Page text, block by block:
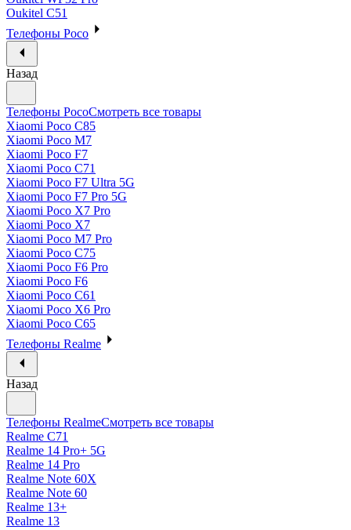
Oukitel C51
Телефоны Poco
Назад
Телефоны PocoСмотреть все товары
Xiaomi Poco C85
Xiaomi Poco M7
Xiaomi Poco F7
Xiaomi Poco C71
Xiaomi Poco F7 Ultra 5G
Xiaomi Poco F7 Pro 5G
Xiaomi Poco X7 Pro
Xiaomi Poco X7
Xiaomi Poco M7 Pro
Xiaomi Poco C75
Xiaomi Poco F6 Pro
Xiaomi Poco F6
Xiaomi Poco C61
Xiaomi Poco X6 Pro
Xiaomi Poco C65
Телефоны Realme
Назад
Телефоны RealmeСмотреть все товары
Realme C71
Realme 14 Pro+ 5G
Realme 14 Pro
Realme Note 60X
Realme Note 60
Realme 13+
Realme 13